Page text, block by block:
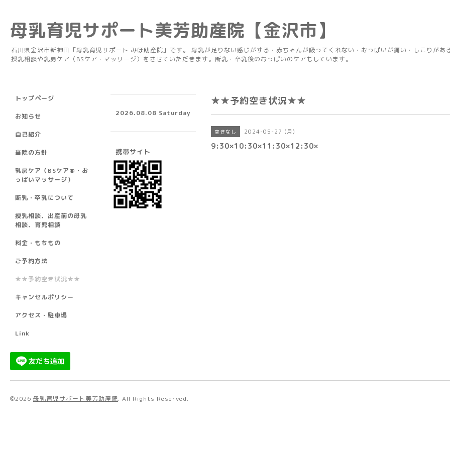
母乳育児サポート美芳助産院【金沢市】
石川県金沢市新神田「母乳育児サポート みほ助産院」です。 母乳が足りない感じがする・赤ちゃんが吸ってくれない・おっぱいが痛い・しこりがあ
授乳相談や乳房ケア（BSケア・マッサージ）をさせていただきます。断乳・卒乳後のおっぱいのケアもしています。
★★予約空き状況★★
空きなし 2024-05-27 (月)
9:30×10:30×11:30×12:30×
トップページ
お知らせ
自己紹介
当院の方針
乳房ケア（BSケア®︎・お
っぱいマッサージ）
断乳・卒乳について
授乳相談、出産前の母乳
相談、育児相談
料金・もちもの
ご予約方法
★★予約空き状況★★
キャンセルポリシー
アクセス・駐車場
Link
2026.08.08 Saturday
携帯サイト
©2026 母乳育児サポート美芳助産院. All Rights Reserved.